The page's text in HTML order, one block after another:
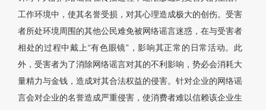
工作环境中，使其名誉受损，对其心理造成极大的创伤。受害
者所处环境周围的其他公民难免被网络谣言迷惑，在与受害者
相处的过程中戴上“有色眼镜”，影响其正常的日常活动。此
外，受害者为了消除网络谣言对其的不利影响，势必会消耗大
量精力与金钱，造成对其合法权益的侵害。针对企业的网络谣
言会对企业的名誉造成严重侵害，使消费者难以信赖该企业生